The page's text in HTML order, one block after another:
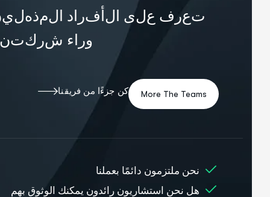
عرف على ال فراد ل مذهلي ن
ء ش ركتنا.
كن جزءًا من فريقنا
نحن ملتزمون دائمًا بعملنا
هل نحن استشاريون رائدون يمكنك الوثوق بهم